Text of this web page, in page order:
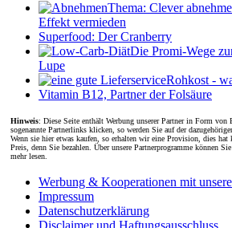
Thema: Clever
Effekt vermieden
Superfood: Der Cranberry
Die Promi-Wege
Lupe
Rohkost -
Vitamin B12, Partner der Folsäure
Hinweis: Diese Seite enthält Werbung unserer Partner in Form
sogenannte Partnerlinks klicken, so werden Sie auf der
Wenn sie hier etwas kaufen, so erhalten wir eine Provision, dies
Preis, denn Sie bezahlen. Über unsere Partnerprogramme können
mehr lesen.
Werbung & Kooperationen mit
Impressum
Datenschutzerklärung